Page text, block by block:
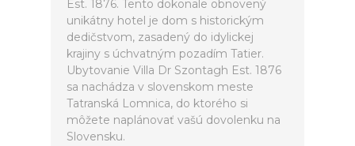
Est. 1876. Tento dokonale obnovený
unikátny hotel je dom s historickým
dedičstvom, zasadený do idylickej
krajiny s úchvatným pozadím Tatier.
Ubytovanie Villa Dr Szontagh Est. 1876
sa nachádza v slovenskom meste
Tatranská Lomnica, do ktorého si
môžete naplánovať vašú dovolenku na
Slovensku.